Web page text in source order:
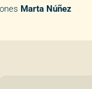
Marta Núñez